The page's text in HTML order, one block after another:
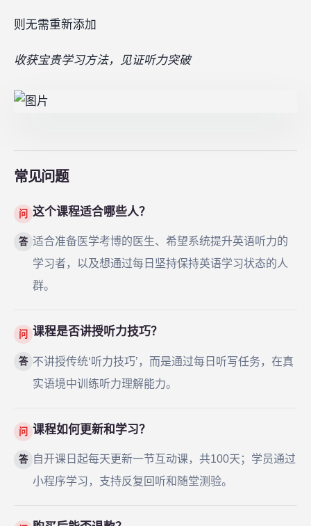
则无需重新添加
收获宝贵学习方法，见证听力突破
常见问题
问 这个课程适合哪些人？
答 适合准备医学考博的医生、希望系统提升英语听力的
学习者，以及想通过每日坚持保持英语学习状态的人
群。
问 课程是否讲授听力技巧？
答 不讲授传统‘听力技巧’，而是通过每日听写任务，在真
实语境中训练听力理解能力。
问 课程如何更新和学习？
答
自开课日起每天更新一节互动课，共100天；学员通过
小程序学习，支持反复回听和随堂测验。